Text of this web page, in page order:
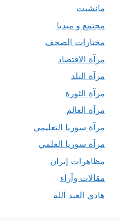
مانشيت
مجتمع و ميديا
مختارات الصحف
مرآة الاقتصاد
مرآة البلد
مرآة الثورة
مرآة العالم
مرآة سوريا التعليمي
مرآة سوريا العلمي
مظاهرات إيران
مقالات وآراء
هادي العبد الله